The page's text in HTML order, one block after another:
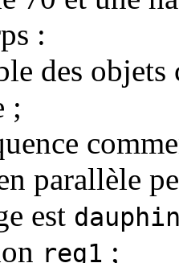
:
des objets
;
parallèle
est
reg1 ;